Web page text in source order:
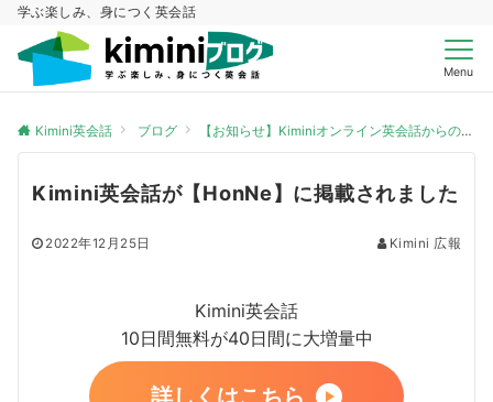
学ぶ楽しみ、身につく英会話
Menu
Kimini英会話 ブログ 【お知らせ】Kiminiオンライン英会話からのお知らせ
Kimini英会話が【HonNe】に掲載されました
2022年12月25日 Kimini 広報
Kimini英会話
10日間無料が40日間に大増量中
詳しくはこちら